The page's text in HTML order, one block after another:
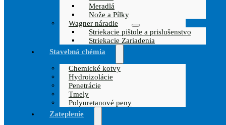
Meradlá
Nože a Pílky
Wagner náradie
Striekacie pištole a prislušenstvo
Striekacie Zariadenia
Stavebná chémia
Chemické kotvy
Hydroizolácie
Penetrácie
Tmely
Polyuretanové peny
Zateplenie